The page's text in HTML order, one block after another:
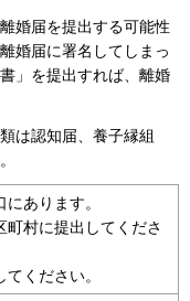
婚届を提出する可能性
婚届に署名してしまっ
」を提出すれば、離婚
は認知届、養子縁組
あります。
町村に提出してくださ
ください。